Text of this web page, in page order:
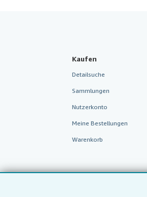
Kaufen
Detailsuche
Sammlungen
Nutzerkonto
Meine Bestellungen
Warenkorb